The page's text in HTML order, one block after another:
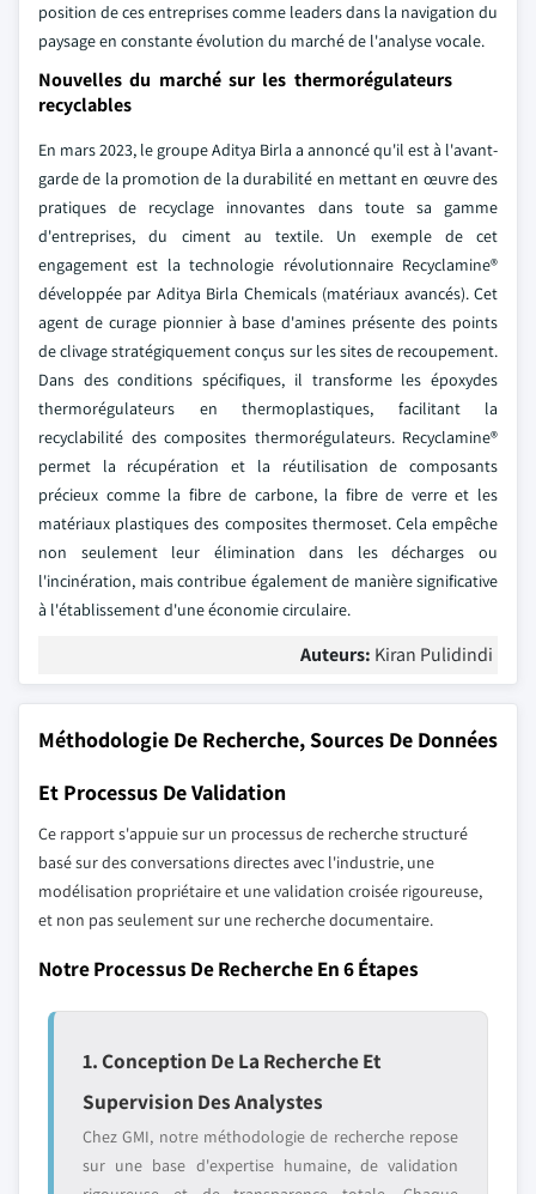
position de ces entreprises comme leaders dans la navigation du
paysage en constante évolution du marché de l'analyse vocale.
Nouvelles du marché sur les thermorégulateurs
recyclables
En mars 2023, le groupe Aditya Birla a annoncé qu'il est à l'avant-
garde de la promotion de la durabilité en mettant en œuvre des
pratiques de recyclage innovantes dans toute sa gamme
d'entreprises, du ciment au textile. Un exemple de cet
engagement est la technologie révolutionnaire Recyclamine®
développée par Aditya Birla Chemicals (matériaux avancés). Cet
agent de curage pionnier à base d'amines présente des points
de clivage stratégiquement conçus sur les sites de recoupement.
Dans des conditions spécifiques, il transforme les époxydes
thermorégulateurs en thermoplastiques, facilitant la
recyclabilité des composites thermorégulateurs. Recyclamine®
permet la récupération et la réutilisation de composants
précieux comme la fibre de carbone, la fibre de verre et les
matériaux plastiques des composites thermoset. Cela empêche
non seulement leur élimination dans les décharges ou
l'incinération, mais contribue également de manière significative
à l'établissement d'une économie circulaire.
Auteurs: Kiran Pulidindi
Méthodologie De Recherche, Sources De Données
Et Processus De Validation
Ce rapport s'appuie sur un processus de recherche structuré
basé sur des conversations directes avec l'industrie, une
modélisation propriétaire et une validation croisée rigoureuse,
et non pas seulement sur une recherche documentaire.
Notre Processus De Recherche En 6 Étapes
1. Conception De La Recherche Et
Supervision Des Analystes
Chez GMI, notre méthodologie de recherche repose
sur une base d'expertise humaine, de validation